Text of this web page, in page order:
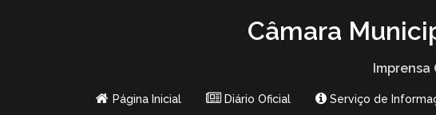
Câmara
Imprensa
Página Inicial Diário Oficial Serviço de